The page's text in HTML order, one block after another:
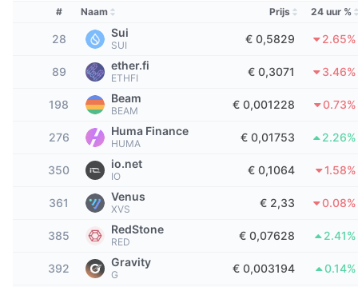
Aankomend
Recent toegevoegd
Winnaars en verliezers
Meest bezocht
Sentiment van de gemeenschap
Indicatoren
Fear & greed index
Seizoensindex Altcoin
Indicatoren marktcyclus
Bitcoin-dominantie
CoinMarketCap 20 Index
Sentiment
Zakelijk
Prijzen
Documentatie
AI-integraties
CMC Agent Hub
Nieuwsbrief
CMC Launch
CMC Labs
CMC Max
Topverhalen
Telegram-bot
Adverteren
# Naam Prijs 24 uur %
28 Sui
SUI € 0,5829 2.65%
89 ether.fi
ETHFI € 0,3071 3.46%
198 Beam
BEAM € 0,001228 0.73%
276 Huma Finance
HUMA € 0,01753 2.26%
350 io.net
IO € 0,1064 1.58%
361 Venus
XVS € 2,33 0.08%
385 RedStone
RED € 0,07628 2.41%
392 Gravity
G € 0,003194 0.14%